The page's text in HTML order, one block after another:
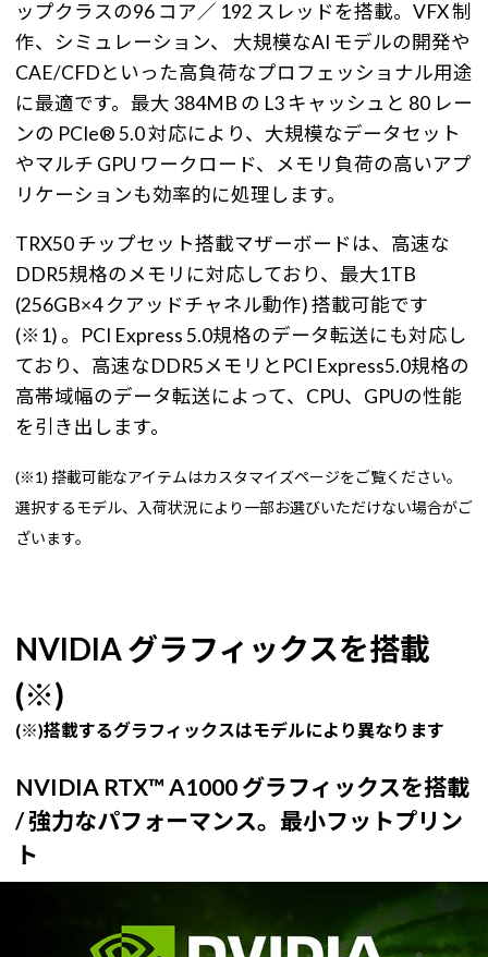
ップクラスの96 コア／ 192 スレッドを搭載。VFX 制
作、シミュレーション、 大規模なAI モデルの開発や
CAE/CFDといった高負荷なプロフェッショナル用途
に最適です。最大 384MB の L3 キャッシュと 80 レー
ンの PCIe® 5.0 対応により、大規模なデータセット
やマルチ GPU ワークロード、メモリ負荷の高いアプ
リケーションも効率的に処理します。
TRX50 チップセット搭載マザーボードは、高速な
DDR5規格のメモリに対応しており、最大1TB
(256GB×4 クアッドチャネル動作) 搭載可能です
(※1) 。PCI Express 5.0規格のデータ転送にも対応し
ており、高速なDDR5メモリとPCI Express5.0規格の
高帯域幅のデータ転送によって、CPU、GPUの性能
を引き出します。
(※1) 搭載可能なアイテムはカスタマイズページをご覧ください。
選択するモデル、入荷状況により一部お選びいただけない場合がご
ざいます。
NVIDIA グラフィックスを搭載
(※)
(※)搭載するグラフィックスはモデルにより異なります
NVIDIA RTX™ A1000 グラフィックスを搭載
/ 強力なパフォーマンス。最小フットプリン
ト